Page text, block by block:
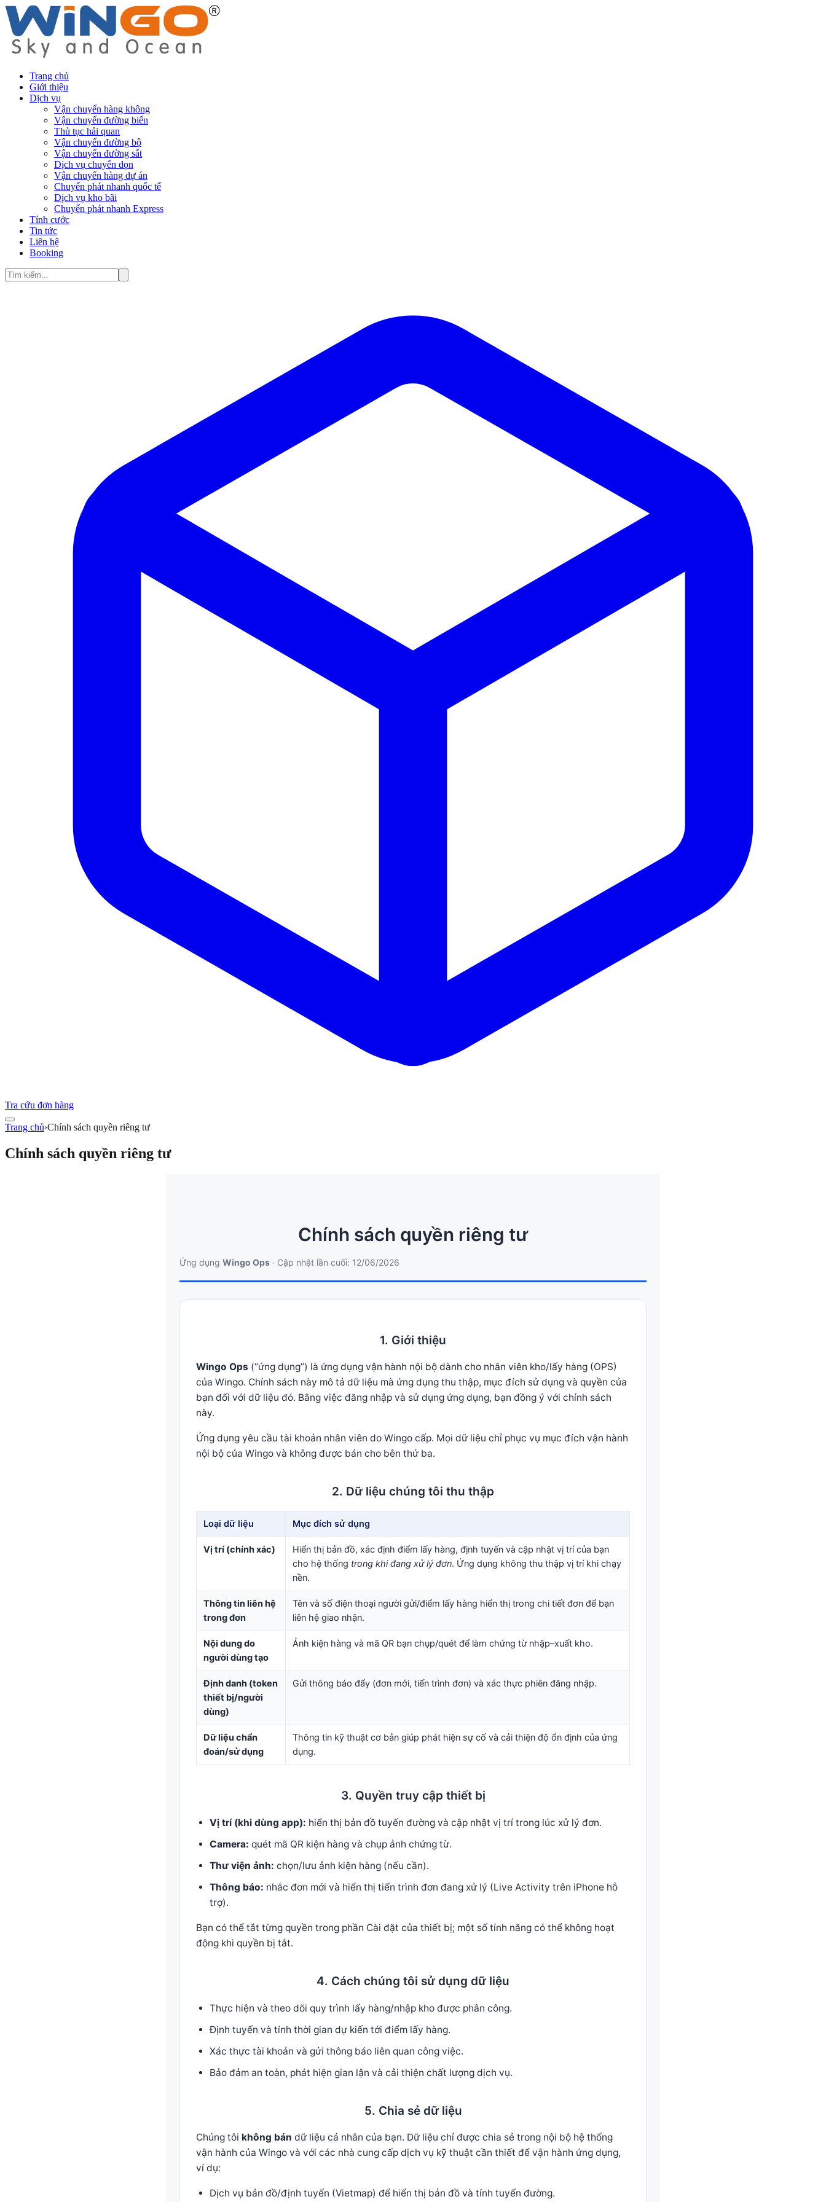
Trang chủ
Giới thiệu
Dịch vụ
Vận chuyển hàng không
Vận chuyển đường biển
Thủ tục hải quan
Vận chuyển đường bộ
Vận chuyển đường sắt
Dịch vụ chuyển dọn
Vận chuyển hàng dự án
Chuyển phát nhanh quốc tế
Dịch vụ kho bãi
Chuyển phát nhanh Express
Tính cước
Tin tức
Liên hệ
Booking
Tra cứu đơn hàng
Trang chủ›Chính sách quyền riêng tư
Chính sách quyền riêng tư
Chính sách quyền riêng tư
Ứng dụng Wingo Ops · Cập nhật lần cuối: 12/06/2026
1. Giới thiệu
Wingo Ops (“ứng dụng”) là ứng dụng vận hành nội bộ dành cho nhân viên kho/lấy hàng (OPS)
của Wingo. Chính sách này mô tả dữ liệu mà ứng dụng thu thập, mục đích sử dụng và quyền của
bạn đối với dữ liệu đó. Bằng việc đăng nhập và sử dụng ứng dụng, bạn đồng ý với chính sách
này.
Ứng dụng yêu cầu tài khoản nhân viên do Wingo cấp. Mọi dữ liệu chỉ phục vụ mục đích vận hành
nội bộ của Wingo và không được bán cho bên thứ ba.
2. Dữ liệu chúng tôi thu thập
Loại dữ liệu Mục đích sử dụng
Vị trí (chính xác)
Hiển thị bản đồ, xác định điểm lấy hàng, định tuyến và cập nhật vị trí của bạn
cho hệ thống trong khi đang xử lý đơn. Ứng dụng không thu thập vị trí khi chạy
nền.
Thông tin liên hệ
trong đơn
Tên và số điện thoại người gửi/điểm lấy hàng hiển thị trong chi tiết đơn để bạn
liên hệ giao nhận.
Nội dung do
người dùng tạo
Ảnh kiện hàng và mã QR bạn chụp/quét để làm chứng từ nhập–xuất kho.
Định danh (token
thiết bị/người
dùng)
Gửi thông báo đẩy (đơn mới, tiến trình đơn) và xác thực phiên đăng nhập.
Dữ liệu chẩn
đoán/sử dụng
Thông tin kỹ thuật cơ bản giúp phát hiện sự cố và cải thiện độ ổn định của ứng
dụng.
3. Quyền truy cập thiết bị
Vị trí (khi dùng app): hiển thị bản đồ tuyến đường và cập nhật vị trí trong lúc xử lý đơn.
Camera: quét mã QR kiện hàng và chụp ảnh chứng từ.
Thư viện ảnh: chọn/lưu ảnh kiện hàng (nếu cần).
Thông báo: nhắc đơn mới và hiển thị tiến trình đơn đang xử lý (Live Activity trên iPhone hỗ
trợ).
Bạn có thể tắt từng quyền trong phần Cài đặt của thiết bị; một số tính năng có thể không hoạt
động khi quyền bị tắt.
4. Cách chúng tôi sử dụng dữ liệu
Thực hiện và theo dõi quy trình lấy hàng/nhập kho được phân công.
Định tuyến và tính thời gian dự kiến tới điểm lấy hàng.
Xác thực tài khoản và gửi thông báo liên quan công việc.
Bảo đảm an toàn, phát hiện gian lận và cải thiện chất lượng dịch vụ.
5. Chia sẻ dữ liệu
Chúng tôi không bán dữ liệu cá nhân của bạn. Dữ liệu chỉ được chia sẻ trong nội bộ hệ thống
vận hành của Wingo và với các nhà cung cấp dịch vụ kỹ thuật cần thiết để vận hành ứng dụng,
ví dụ:
Dịch vụ bản đồ/định tuyến (Vietmap) để hiển thị bản đồ và tính tuyến đường.